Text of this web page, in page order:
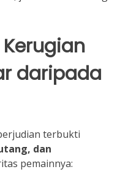
daripada
terbukti
dan
pemainnya: